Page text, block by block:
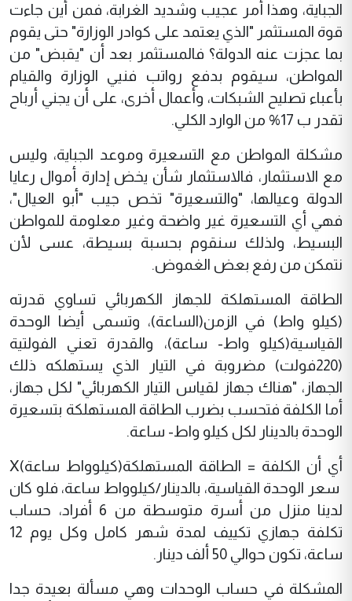
الجباية، وهذا أمر عجيب وشديد الغرابة، فمن أين جاءت
قوة المستثمر "الذي يعتمد على كوادر الوزارة" حتى يقوم
بما عجزت عنه الدولة؟ فالمستثمر بعد أن "يقبض" من
المواطن، سيقوم بدفع رواتب فنيي الوزارة والقيام
بأعباء تصليح الشبكات، وأعمال أخرى، على أن يجني أرباح
تقدر ب 17% من الوارد الكلي.
مشكلة المواطن مع التسعيرة وموعد الجباية، وليس
مع الاستثمار، فالاستثمار شأن يخض إدارة أموال رعايا
الدولة وعيالها، "والتسعيرة" تخص جيب "أبو العيال"،
فهي أي التسعيرة غير واضحة وغير معلومة للمواطن
البسيط، ولذلك سنقوم بحسبة بسيطة، عسى لأن
نتمكن من رفع بعض الغموض.
الطاقة المستهلكة للجهاز الكهربائي تساوي قدرته
(كيلو واط) في الزمن(الساعة)، وتسمى أيضا الوحدة
القياسية(كيلو واط- ساعة)، والقدرة تعني الفولتية
(220فولت) مضروبة في التيار الذي يستهلكه ذلك
الجهاز، "هناك جهاز لقياس التيار الكهربائي" لكل جهاز،
أما الكلفة فتحسب بضرب الطاقة المستهلكة بتسعيرة
الوحدة بالدينار لكل كيلو واط- ساعة.
أي أن الكلفة = الطاقة المستهلكة(كيلوواط ساعة)X
سعر الوحدة القياسية، بالدينار/كيلوواط ساعة، فلو كان
لدينا منزل من أسرة متوسطة من 6 أفراد، حساب
تكلفة جهازي تكييف لمدة شهر كامل وكل يوم 12
ساعة، تكون حوالي 50 ألف دينار.
المشكلة في حساب الوحدات وهي مسألة بعيدة جدا